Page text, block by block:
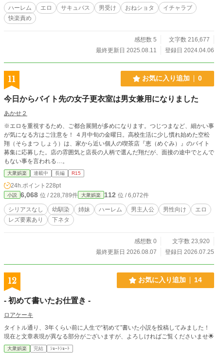
成したら「月初めから」章の終わりまで毎日投稿予定！タイ
トルの「♡」はエロのある回です
ハーレム エロ サキュバス 男受け おねショタ
イチャラブ
快楽責め
感想数 5
文字数 216,677
最終更新日 2025.08.11
登録日 2024.04.06
11 お気に入り追加 0
今日からバイト先の女子更衣室は男女兼用になりました
あかせ２
※エロを重視するため、ご都合展開が多めになります。つじつまなど、細かい事
が気になる方はご注意を！ ４月中旬の金曜日。高校生活に少し慣れ始めた空松
翔（そらまつ しょう）は、家から近い個人の喫茶店『恵（めぐみ）』のバイト
募集に応募した。店の雰囲気と店長の人柄で選んだ翔だが、面接の途中でとんで
もない事を言われる…。
大衆娯楽 連載中 長編 R15
24h.ポイント 228pt
小説 6,068 位 / 228,789件 大衆娯楽 112 位 / 6,072件
シリアスなし 幼馴染 姉妹 ハーレム 男主人公 男性向け
エロ
レズ要素あり
下ネタ
感想数 0
文字数 23,920
最終更新日 2026.08.07
登録日 2026.07.25
12 お気に入り追加 14
- 初めて書いたお仕置き -
ロアケーキ
タイトル通り、3年くらい前に人生で“初めて”書いた小説を投稿してみました！
現在と文章表現が異なる部分がございますが、よろしければご覧くださいませ🌟
大衆娯楽 完結 ｼｮｰﾄｼｮｰﾄ